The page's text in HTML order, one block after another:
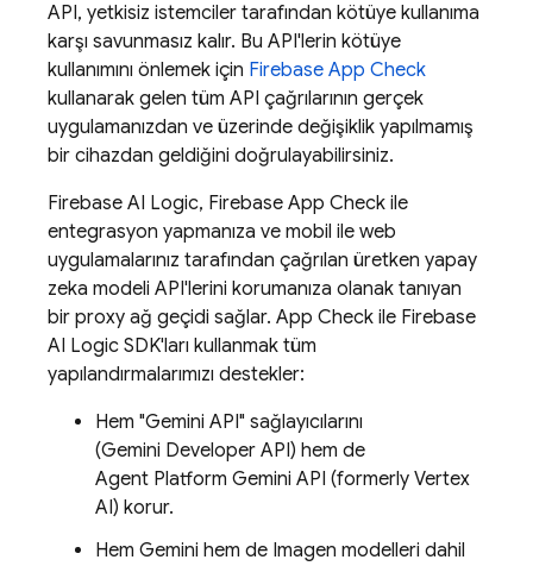
API, yetkisiz istemciler tarafından kötüye kullanıma
karşı savunmasız kalır. Bu API'lerin kötüye
kullanımını önlemek için Firebase App Check
kullanarak gelen tüm API çağrılarının gerçek
uygulamanızdan ve üzerinde değişiklik yapılmamış
bir cihazdan geldiğini doğrulayabilirsiniz.
Firebase AI Logic, Firebase App Check ile
entegrasyon yapmanıza ve mobil ile web
uygulamalarınız tarafından çağrılan üretken yapay
zeka modeli API'lerini korumanıza olanak tanıyan
bir proxy ağ geçidi sağlar. App Check ile Firebase
AI Logic SDK'ları kullanmak tüm
yapılandırmalarımızı destekler:
Hem "Gemini API" sağlayıcılarını
(Gemini Developer API) hem de
Agent Platform Gemini API (formerly Vertex
AI) korur.
Hem Gemini hem de Imagen modelleri dahil